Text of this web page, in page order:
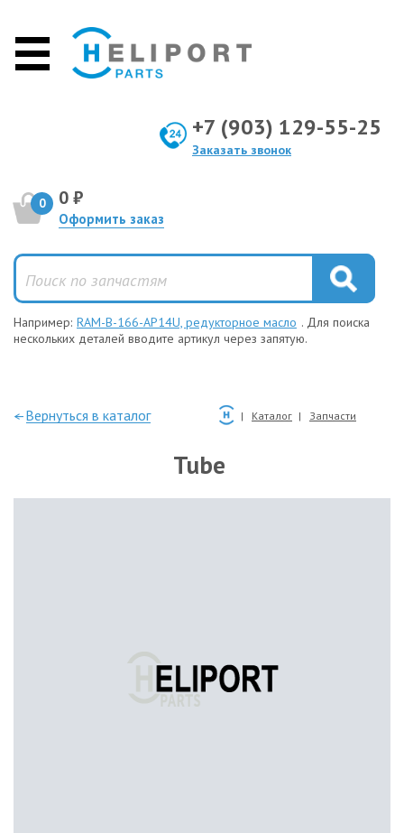
+7 (903) 129-55-25
Заказать звонок
0 0 ₽
Оформить заказ
Например: RAM-B-166-AP14U, редукторное масло . Для поиска
нескольких деталей вводите артикул через запятую.
—Вернуться в каталог Каталог Запчасти
Tube